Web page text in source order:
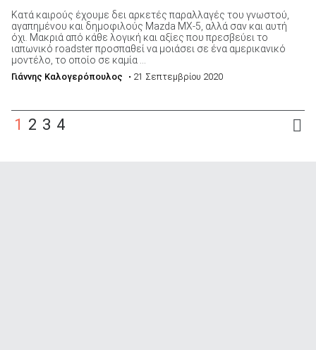
Κατά καιρούς έχουμε δει αρκετές παραλλαγές του γνωστού,
αγαπημένου και δημοφιλούς Mazda MX-5, αλλά σαν και αυτή
όχι. Μακριά από κάθε λογική και αξίες που πρεσβεύει το
ιαπωνικό roadster προσπαθεί να μοιάσει σε ένα αμερικανικό
μοντέλο, το οποίο σε καμία ...
Γιάννης Καλογερόπουλος • 21 Σεπτεμβρίου 2020
1 2 3 4